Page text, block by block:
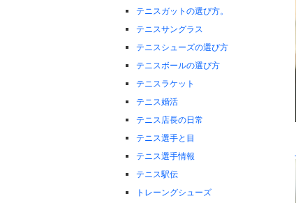
テニスガットの選び方。
テニスサングラス
テニスシューズの選び方
テニスボールの選び方
テニスラケット
テニス婚活
テニス店長の日常
テニス選手と目
テニス選手情報
テニス駅伝
トレーングシューズ